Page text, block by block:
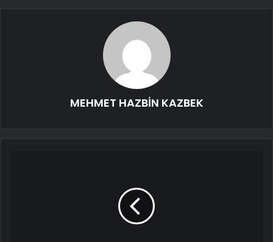
MEHMET HAZBİN KAZBEK